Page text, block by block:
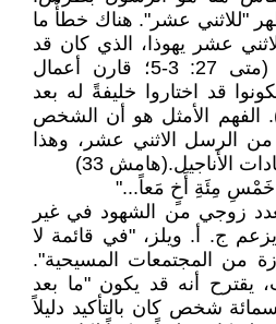
"للاثني عشر". هناك خطأٌ ما
عشر يهوذا، الذي كان قد
مات وقت ظهور يسوع (متى 27: 3-5؛ قارن أعمال
ولم يكونوا قد اختاروا خليفةً له بعد
الرسل 1: 21-26). الفهم الأمثل هو أن الشخص
الرسل الاثني عشر، وهذا
الأناجيل.(هامش 33)
خَمْسِ مِئَةِ أَخٍ مَعاً..."
بعدد زوجي من الشهود في غير
ج. أ. ويلز، "في قائمة لا
من المجتمعات المسيحية".
يقترح أنه قد يكون "ما بعد
شخص كان بالتأكيد دليلاً